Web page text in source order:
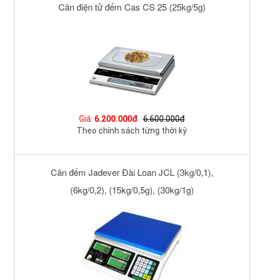
Cân điện tử đếm Cas CS 25 (25kg/5g)
Giá: 6.200.000đ 6.600.000đ
Theo chính sách từng thời kỳ
Cân đếm Jadever Đài Loan JCL (3kg/0,1),
(6kg/0,2), (15kg/0,5g), (30kg/1g)